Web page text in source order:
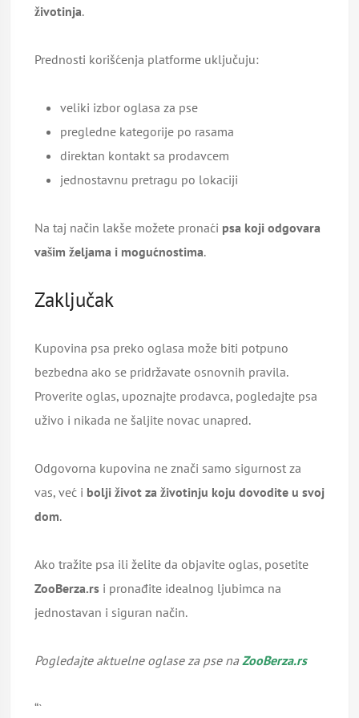
životinja.
Prednosti korišćenja platforme uključuju:
veliki izbor oglasa za pse
pregledne kategorije po rasama
direktan kontakt sa prodavcem
jednostavnu pretragu po lokaciji
Na taj način lakše možete pronaći psa koji odgovara
vašim željama i mogućnostima.
Zaključak
Kupovina psa preko oglasa može biti potpuno
bezbedna ako se pridržavate osnovnih pravila.
Proverite oglas, upoznajte prodavca, pogledajte psa
uživo i nikada ne šaljite novac unapred.
Odgovorna kupovina ne znači samo sigurnost za
vas, već i bolji život za životinju koju dovodite u svoj
dom.
Ako tražite psa ili želite da objavite oglas, posetite
ZooBerza.rs i pronađite idealnog ljubimca na
jednostavan i siguran način.
Pogledajte aktuelne oglase za pse naZooBerza.rs
“`